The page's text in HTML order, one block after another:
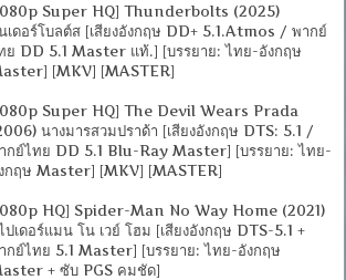
Super HQ] Thunderbolts (2025)
เดอร์โบลต์ส [เสียงอังกฤษ DD+ 5.1.Atmos / พากย์
ย DD 5.1 Master แท้.] [บรรยาย: ไทย-อังกฤษ
[MKV] [MASTER]
Super HQ] The Devil Wears Prada
นางมารสวมปราด้า [เสียงอังกฤษ DTS: 5.1 /
กย์ไทย DD 5.1 Blu-Ray Master] [บรรยาย: ไทย-
กฤษ Master] [MKV] [MASTER]
HQ] Spider-Man No Way Home (2021)
ปเดอร์แมน โน เวย์ โฮม [เสียงอังกฤษ DTS-5.1 +
กย์ไทย 5.1 Master] [บรรยาย: ไทย-อังกฤษ
+ ซับ PGS คมชัด]